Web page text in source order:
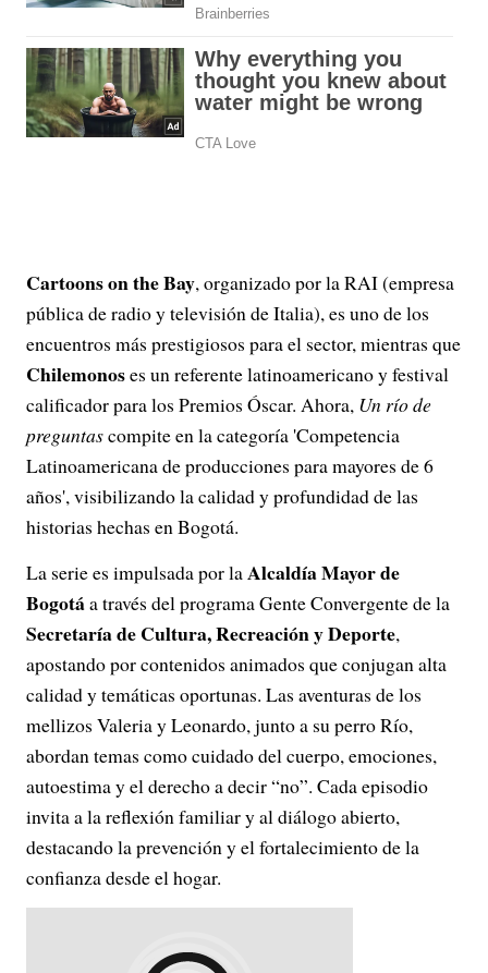
Cartoons on the Bay, organizado por la RAI (empresa
pública de radio y televisión de Italia), es uno de los
encuentros más prestigiosos para el sector, mientras que
Chilemonoses un referente latinoamericano y festival
calificador para los Premios Óscar. Ahora, Un río de
preguntascompite en la categoría 'Competencia
Latinoamericana de producciones para mayores de 6
años', visibilizando la calidad y profundidad de las
historias hechas en Bogotá.
La serie es impulsada por laAlcaldía Mayor de
Bogotáa través del programa Gente Convergente de la
Secretaría de Cultura, Recreación y Deporte,
apostando por contenidos animados que conjugan alta
calidad y temáticas oportunas. Las aventuras de los
mellizos Valeria y Leonardo, junto a su perro Río,
abordan temas como cuidado del cuerpo, emociones,
autoestima y el derecho a decir “no”. Cada episodio
invita a la reflexión familiar y al diálogo abierto,
destacando la prevención y el fortalecimiento de la
confianza desde el hogar.